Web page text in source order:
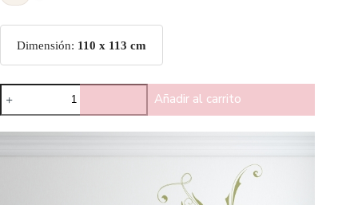
Dimensión: 110 x 113 cm
Añadir al carrito